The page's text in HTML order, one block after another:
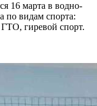
16 марта в водно-
по видам спорта:
гиревой спорт.